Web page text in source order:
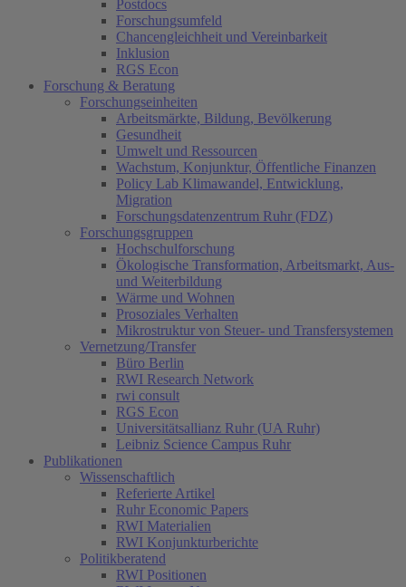
Postdocs
Forschungsumfeld
Chancengleichheit und Vereinbarkeit
Inklusion
RGS Econ
Forschung & Beratung
Forschungseinheiten
Arbeitsmärkte, Bildung, Bevölkerung
Gesundheit
Umwelt und Ressourcen
Wachstum, Konjunktur, Öffentliche Finanzen
Policy Lab Klimawandel, Entwicklung,
Migration
Forschungsdatenzentrum Ruhr (FDZ)
Forschungsgruppen
Hochschulforschung
Ökologische Transformation, Arbeitsmarkt, Aus-
und Weiterbildung
Wärme und Wohnen
Prosoziales Verhalten
Mikrostruktur von Steuer- und Transfersystemen
Vernetzung/Transfer
Büro Berlin
RWI Research Network
rwi consult
RGS Econ
Universitätsallianz Ruhr (UA Ruhr)
Leibniz Science Campus Ruhr
Publikationen
Wissenschaftlich
Referierte Artikel
Ruhr Economic Papers
RWI Materialien
RWI Konjunkturberichte
Politikberatend
RWI Positionen